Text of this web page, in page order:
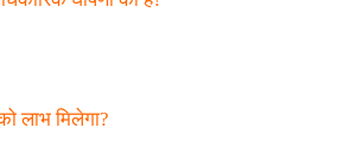
लाभ मिलेगा?